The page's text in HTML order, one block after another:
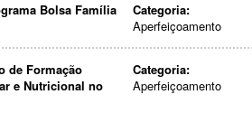
Bolsa Família
Categoria:
Aperfeiçoamento
de Formação
e Nutricional no
Categoria:
Aperfeiçoamento